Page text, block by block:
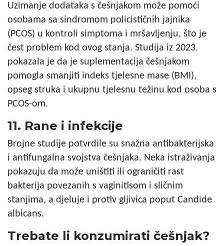
Uzimanje dodataka s češnjakom može pomoći
osobama sa sindromom policističnih jajnika
(PCOS) u kontroli simptoma i mršavljenju, što je
čest problem kod ovog stanja. Studija iz 2023.
pokazala je da je suplementacija češnjakom
pomogla smanjiti indeks tjelesne mase (BMI),
opseg struka i ukupnu tjelesnu težinu kod osoba s
PCOS-om.
11. Rane i infekcije
Brojne studije potvrdile su snažna antibakterijska
i antifungalna svojstva češnjaka. Neka istraživanja
pokazuju da može uništiti ili ograničiti rast
bakterija povezanih s vaginitisom i sličnim
stanjima, a djeluje i protiv gljivica poput Candide
albicans.
Trebate li konzumirati češnjak?